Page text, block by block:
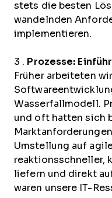
stets die besten
wandelnden
implementieren.
3 . Prozesse:
Früher arbeiteten
Wasserfallmodell.
und oft hatten sich
Umstellung auf
reaktionsschneller,
liefern und direkt
waren unsere IT-